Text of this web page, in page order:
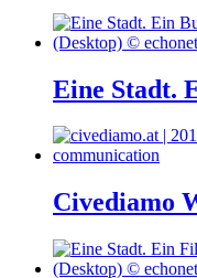
Eine Stadt.
Civediamo